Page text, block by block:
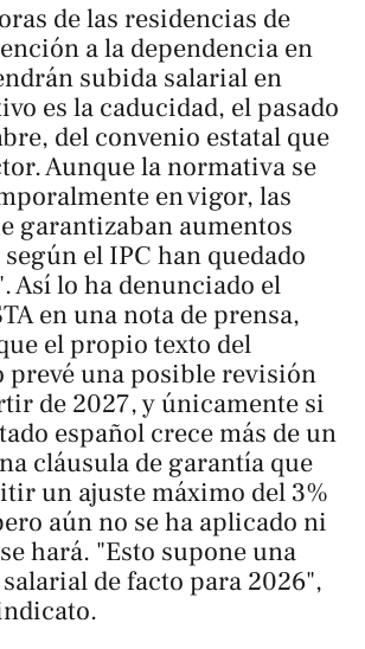
de las residencias de
a la dependencia en
subida salarial en
es la caducidad, el pasado
del convenio estatal que
Aunque la normativa se
en vigor, las
garantizaban aumentos
el IPC han quedado
Así lo ha denunciado el
en una nota de prensa,
el propio texto del
prevé una posible revisión
de 2027, y únicamente si
español crece más de un
cláusula de garantía que
un ajuste máximo del 3%
aún no se ha aplicado ni
hará. "Esto supone una
de facto para 2026",